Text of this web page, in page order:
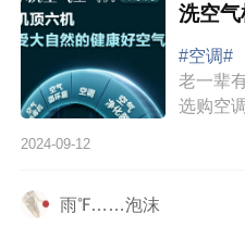
洗空气
#空调#
老一辈
选购空
群体则
2024-09-12
雨℉……泡沫